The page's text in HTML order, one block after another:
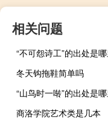
相关问题
“不可怨诗工”的出处是哪
冬天钩拖鞋简单吗
“山鸟时一啭”的出处是哪
商洛学院艺术类是几本